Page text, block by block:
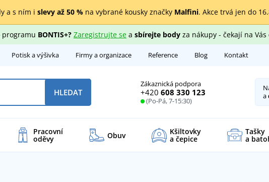
a s ním i slevy až 50 %na vybrané kousky značky Malfini. Akce trvá jen do
programu BONTIS+? Zaregistrujte sea sbírejte bodyza nákupy - čekají na Vás
Potisk a výšivka Firmy a organizace Reference Blog Kontakt
Zákaznická podpora
+420 608 330 123
(Po-Pá, 7-15:30)
HLEDAT
a
Pracovní
oděvy Obuv Kšiltovky
a čepice
Tašky
a